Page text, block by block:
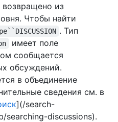
из
Чтобы найти
. Тип
имеет поле
сообщается
обсуждений.
в объединение
сведения см. в
](/search-
searching-discussions).